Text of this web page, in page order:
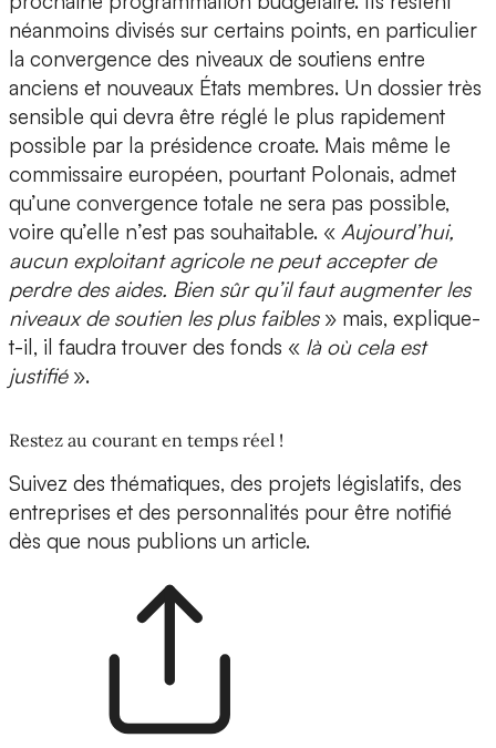
néanmoins divisés sur certains points, en particulier
la convergence des niveaux de soutiens entre
anciens et nouveaux États membres. Un dossier très
sensible qui devra être réglé le plus rapidement
possible par la présidence croate. Mais même le
commissaire européen, pourtant Polonais, admet
qu’une convergence totale ne sera pas possible,
voire qu’elle n’est pas souhaitable. « Aujourd’hui,
aucun exploitant agricole ne peut accepter de
perdre des aides. Bien sûr qu’il faut augmenter les
niveaux de soutien les plus faibles» mais, explique-
t-il, il faudra trouver des fonds « là où cela est
justifié ».
Restez au courant en temps réel !
Suivez des thématiques, des projets législatifs, des
entreprises et des personnalités pour être notifié
dès que nous publions un article.